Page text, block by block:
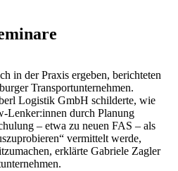
in der Praxis ergeben, berichteten
Transportunternehmen.
Logistik GmbH schilderte, wie
Lenker:innen durch Planung
– etwa zu neuen FAS – als
vermittelt werde,
erklärte Gabriele Zagler